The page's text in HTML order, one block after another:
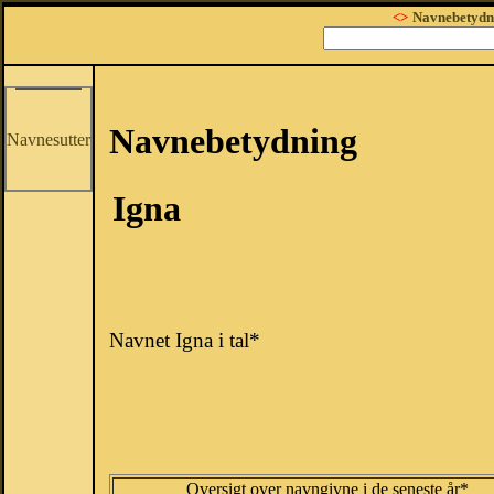
<>
Navnesutter
Navnebetydning
Igna
Navnet Igna i tal*
Oversigt over navngivne i de seneste år*